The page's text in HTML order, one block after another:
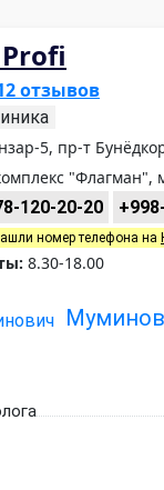
отзывов
5, пр-т
"Флагман",
120-20-20
номер телефона на
8.30-18.00